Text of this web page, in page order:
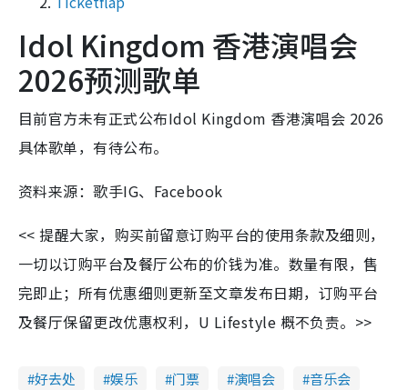
Idol Kingdom 香港演唱会
2026预测歌单
目前官方未有正式公布Idol Kingdom 香港演唱会 2026
具体歌单，有待公布。
资料来源：歌手IG、Facebook
<< 提醒大家，购买前留意订购平台的使用条款及细则，
一切以订购平台及餐厅公布的价钱为准。数量有限，售
完即止；所有优惠细则更新至文章发布日期，订购平台
及餐厅保留更改优惠权利，U Lifestyle 概不负责。>>
好去处 娱乐 门票 演唱会
音乐会